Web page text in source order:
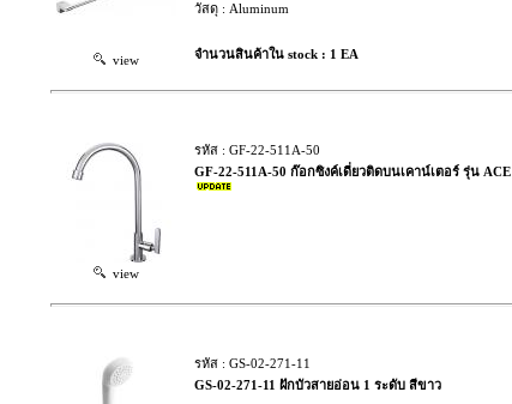
view
วัสดุ : Aluminum
จำนวนสินค้าใน stock : 1 EA
view
รหัส : GF-22-511A-50
GF-22-511A-50 ก๊อกซิงค์เดี่ยวติดบนเคาน์เตอร์ รุ่น ACE
รหัส : GS-02-271-11
GS-02-271-11 ฝักบัวสายอ่อน 1 ระดับ สีขาว